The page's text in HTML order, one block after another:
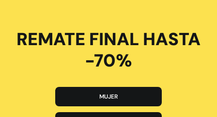
REMATE FINAL HASTA
-70%
MUJER